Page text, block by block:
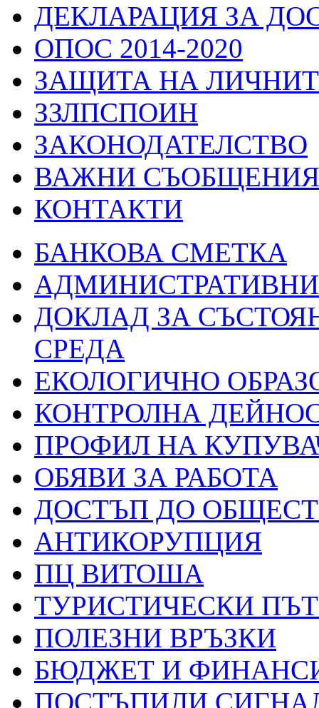
ДЕКЛАРАЦИЯ ЗА
ОПОС 2014-2020
ЗАЩИТА НА
ЗЗЛПСПОИН
ЗАКОНОДАТЕЛСТВО
ВАЖНИ СЪОБЩЕНИЯ
КОНТАКТИ
БАНКОВА СМЕТКА
ДОКЛАД ЗА
СРЕДА
ЕКОЛОГИЧНО
КОНТРОЛНА
ПРОФИЛ НА
ОБЯВИ ЗА РАБОТА
ДОСТЪП ДО
АНТИКОРУПЦИЯ
ПЦ ВИТОША
ТУРИСТИЧЕСКИ
ПОЛЕЗНИ ВРЪЗКИ
БЮДЖЕТ И